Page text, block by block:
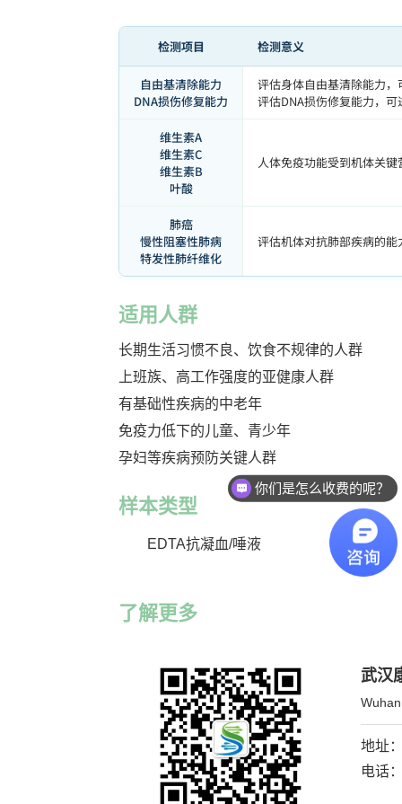
检测项目 检测意义
自由基清除能力
DNA损伤修复能力
评估身体自由基清除能力
评估DNA损伤修复能力，
维生素A
维生素C
维生素B
叶酸
人体免疫功能受到机体关
肺癌
慢性阻塞性肺病
特发性肺纤维化
评估机体对抗肺部疾病的
适用人群
长期生活习惯不良、饮食不规律的人群
上班族、高工作强度的亚健康人群
有基础性疾病的中老年
免疫力低下的儿童、青少年
孕妇等疾病预防关键人群
样本类型
EDTA抗凝血/唾液
了解更多
武汉
地址
电话
你们是怎么收费的呢？